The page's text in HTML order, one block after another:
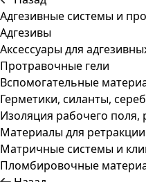
Адгезивные системы и
Адгезивы
Аксессуары для
Протравочные гели
Вспомогательные
Герметики, силанты,
Изоляция рабочего поля,
Материалы для
Матричные системы и
Пломбировочные